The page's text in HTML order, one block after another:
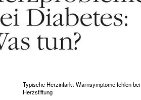
Typische Herzinfarkt-Warnsymptome fehlen
Herzstiftung